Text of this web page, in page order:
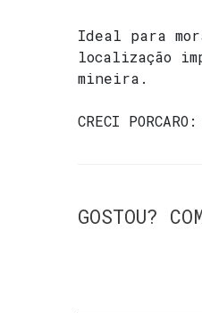
Ideal para
localização
mineira.
CRECI
GOSTOU?